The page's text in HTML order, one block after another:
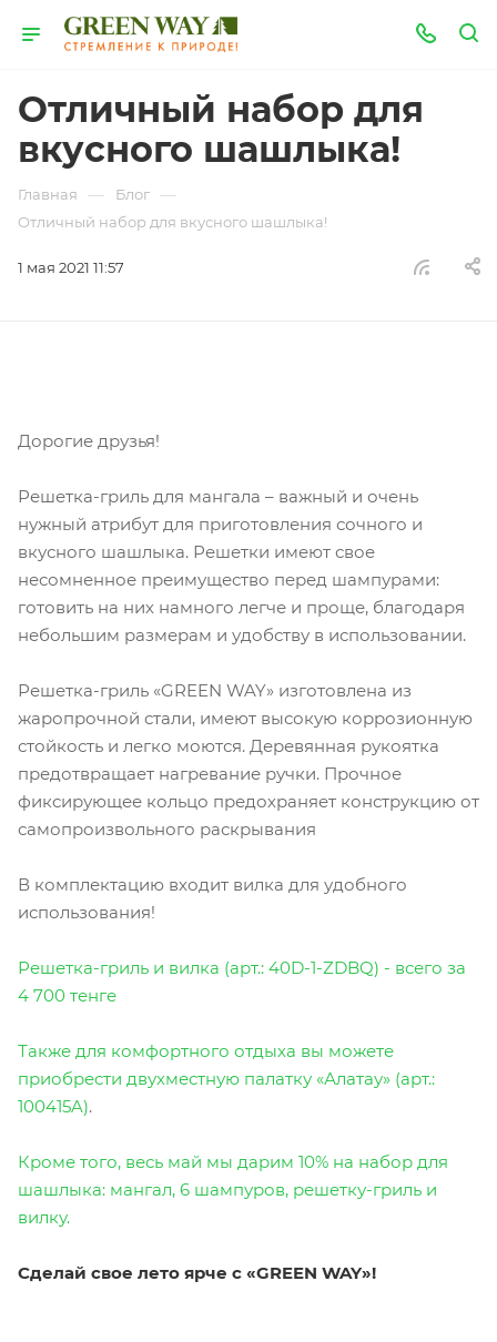
Отличный набор для
вкусного шашлыка!
Главная — Блог —
Отличный набор для вкусного шашлыка!
1 мая 2021 11:57
Дорогие друзья!
Решетка-гриль для мангала – важный и очень
нужный атрибут для приготовления сочного и
вкусного шашлыка. Решетки имеют свое
несомненное преимущество перед шампурами:
готовить на них намного легче и проще, благодаря
небольшим размерам и удобству в использовании.
Решетка-гриль «GREEN WAY» изготовлена из
жаропрочной стали, имеют высокую коррозионную
стойкость и легко моются. Деревянная рукоятка
предотвращает нагревание ручки. Прочное
фиксирующее кольцо предохраняет конструкцию от
самопроизвольного раскрывания
В комплектацию входит вилка для удобного
использования!
Решетка-гриль и вилка (арт.: 40D-1-ZDBQ) - всего за
4 700 тенге
Также для комфортного отдыха вы можете
приобрести двухместную палатку «Алатау» (арт.:
100415A).
Кроме того, весь май мы дарим 10% на набор для
шашлыка: мангал, 6 шампуров, решетку-гриль и
вилку.
Сделай свое лето ярче с «GREEN WAY»!